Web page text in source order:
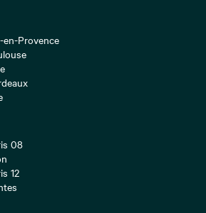
Provence
08
12